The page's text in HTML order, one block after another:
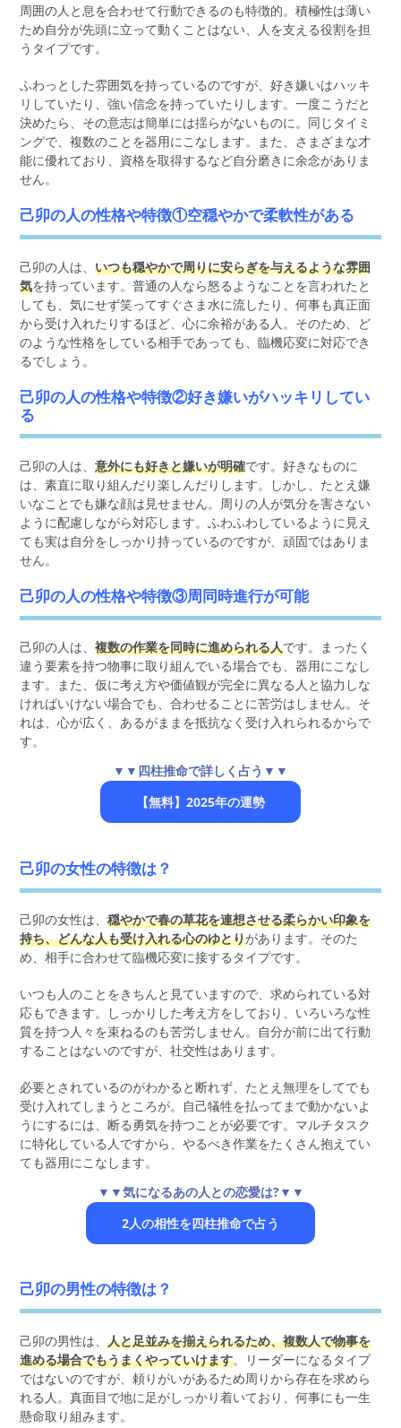
周囲の人と息を合わせて行動できるのも特徴的。積極性は薄い
ため自分が先頭に立って動くことはない、人を支える役割を担
うタイプです。
ふわっとした雰囲気を持っているのですが、好き嫌いはハッキ
リしていたり、強い信念を持っていたりします。一度こうだと
決めたら、その意志は簡単には揺らがないものに。同じタイミ
ングで、複数のことを器用にこなします。また、さまざまな才
能に優れており、資格を取得するなど自分磨きに余念がありま
せん。
己卯の人の性格や特徴①空穏やかで柔軟性がある
己卯の人は、いつも穏やかで周りに安らぎを与えるような雰囲
気を持っています。普通の人なら怒るようなことを言われたと
しても、気にせず笑ってすぐさま水に流したり、何事も真正面
から受け入れたりするほど、心に余裕がある人。そのため、ど
のような性格をしている相手であっても、臨機応変に対応でき
るでしょう。
己卯の人の性格や特徴②好き嫌いがハッキリしてい
る
己卯の人は、意外にも好きと嫌いが明確です。好きなものに
は、素直に取り組んだり楽しんだりします。しかし、たとえ嫌
いなことでも嫌な顔は見せません。周りの人が気分を害さない
ように配慮しながら対応します。ふわふわしているように見え
ても実は自分をしっかり持っているのですが、頑固ではありま
せん。
己卯の人の性格や特徴③周同時進行が可能
己卯の人は、複数の作業を同時に進められる人です。まったく
違う要素を持つ物事に取り組んでいる場合でも、器用にこなし
ます。また、仮に考え方や価値観が完全に異なる人と協力しな
ければいけない場合でも、合わせることに苦労はしません。そ
れは、心が広く、あるがままを抵抗なく受け入れられるからで
す。
▼▼四柱推命で詳しく占う▼▼
【無料】2025年の運勢
己卯の女性の特徴は？
己卯の女性は、穏やかで春の草花を連想させる柔らかい印象を
持ち、どんな人も受け入れる心のゆとりがあります。そのた
め、相手に合わせて臨機応変に接するタイプです。
いつも人のことをきちんと見ていますので、求められている対
応もできます。しっかりした考え方をしており、いろいろな性
質を持つ人々を束ねるのも苦労しません。自分が前に出て行動
することはないのですが、社交性はあります。
必要とされているのがわかると断れず、たとえ無理をしてでも
受け入れてしまうところが。自己犠牲を払ってまで動かないよ
うにするには、断る勇気を持つことが必要です。マルチタスク
に特化している人ですから、やるべき作業をたくさん抱えてい
ても器用にこなします。
▼▼気になるあの人との恋愛は?▼▼
2人の相性を四柱推命で占う
己卯の男性の特徴は？
己卯の男性は、人と足並みを揃えられるため、複数人で物事を
進める場合でもうまくやっていけます。リーダーになるタイプ
ではないのですが、頼りがいがあるため周りから存在を求めら
れる人。真面目で地に足がしっかり着いており、何事にも一生
懸命取り組みます。